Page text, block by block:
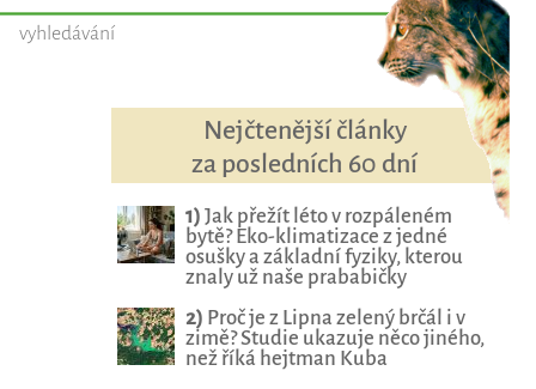
vyhledávání
Nejčtenější články
za posledních 60 dní
1) Jak přežít léto v rozpáleném
bytě? Eko-klimatizace z jedné
osušky a základní fyziky, kterou
znaly už naše prababičky
2) Proč je z Lipna zelený brčál i v
zimě? Studie ukazuje něco jiného,
než říká hejtman Kuba